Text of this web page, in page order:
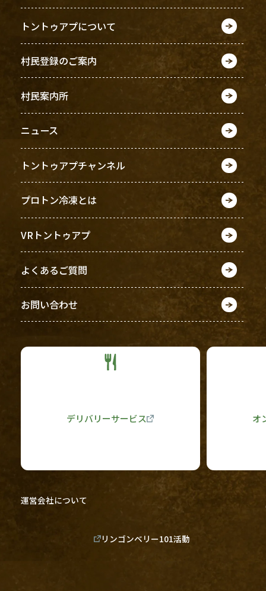
トントゥアプについて
村民登録のご案内
村民案内所
ニュース
トントゥアプチャンネル
プロトン冷凍とは
VRトントゥアプ
よくあるご質問
お問い合わせ
デリバリーサービス オ
運営会社について
リンゴンベリー101活動